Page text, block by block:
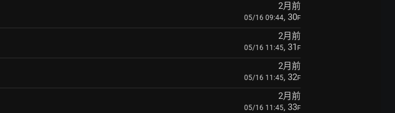
2月前
05/16 09:44, 30F
2月前
05/16 11:45, 31 F
2月前
05/16 11:45, 32F
2月前
05/16 11:45, 33F